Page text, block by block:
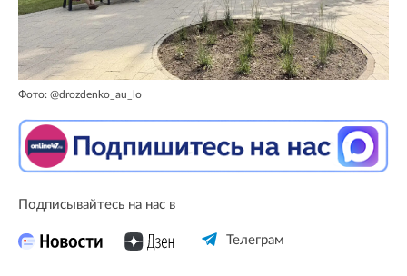
Фото: @drozdenko_au_lo
Подписывайтесь на нас в
Телеграм